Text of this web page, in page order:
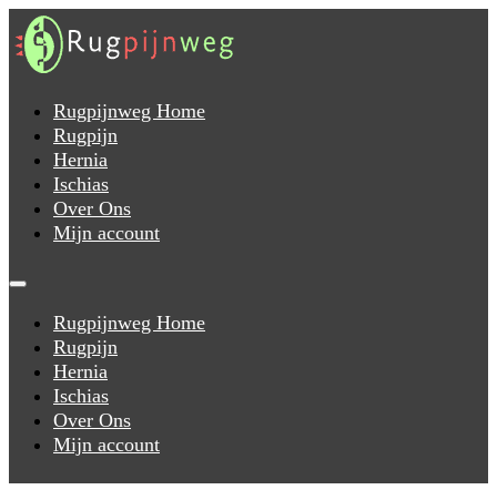
Rugpijnweg Home
Rugpijn
Hernia
Ischias
Over Ons
Mijn account
Rugpijnweg Home
Rugpijn
Hernia
Ischias
Over Ons
Mijn account